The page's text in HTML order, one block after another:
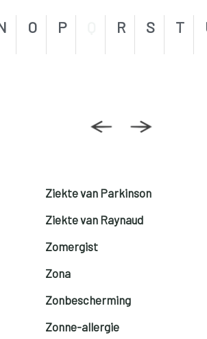
O P R S T
Ziekte van Parkinson
Ziekte van Raynaud
Zomergist
Zona
Zonbescherming
Zonne-allergie